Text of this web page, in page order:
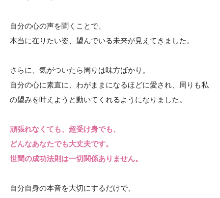
自分の心の声を聞くことで、
本当に在りたい姿、望んでいる未来が見えてきました。
さらに、気がついたら周りは味方ばかり。
自分の心に素直に、わがままになるほどに愛され、周りも私
の望みを叶えようと動いてくれるようになりました。
頑張れなくても、超受け身でも、
どんなあなたでも大丈夫です。
世間の成功法則は一切関係ありません。
自分自身の本音を大切にするだけで、